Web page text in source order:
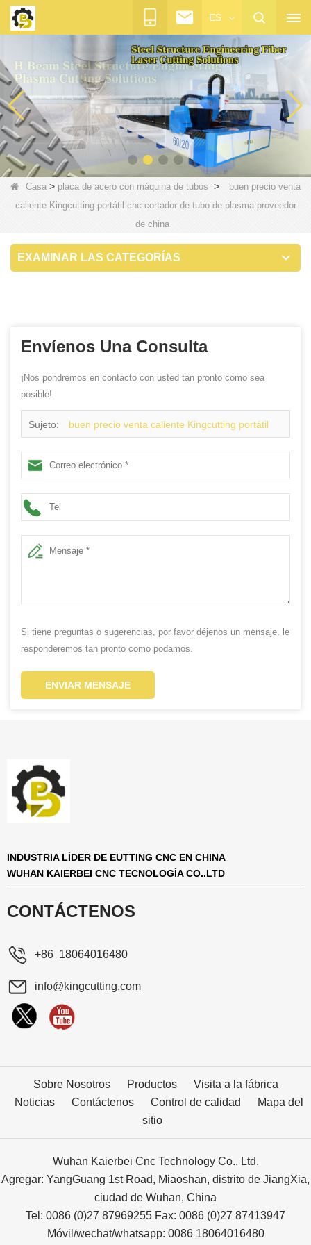
ES
Casa > placa de acero con máquina de tubos >
buen precio venta
caliente Kingcutting portátil cnc cortador de tubo de plasma proveedor
de china
EXAMINAR LAS CATEGORÍAS
Envíenos Una Consulta
¡Nos pondremos en contacto con usted tan pronto como sea
posible!
Sujeto: buen precio venta caliente Kingcutting portátil
cnc cortador de tubo de plasma proveedor de china
Si tiene preguntas o sugerencias, por favor déjenos un mensaje, le
responderemos tan pronto como podamos.
ENVIAR MENSAJE
INDUSTRIA LÍDER DE EUTTING CNC EN CHINA
WUHAN KAIERBEI CNC TECNOLOGÍA CO..LTD
CONTÁCTENOS
+86 18064016480
info@kingcutting.com
Sobre Nosotros Productos
Visita a la fábrica
Noticias
Contáctenos Control de calidad
Mapa del
sitio
Wuhan Kaierbei Cnc Technology Co., Ltd.
Agregar: YangGuang 1st Road, Miaoshan, distrito de JiangXia,
ciudad de Wuhan, China
Tel: 0086 (0)27 87969255 Fax: 0086 (0)27 87413947
Móvil/wechat/whatsapp: 0086 18064016480